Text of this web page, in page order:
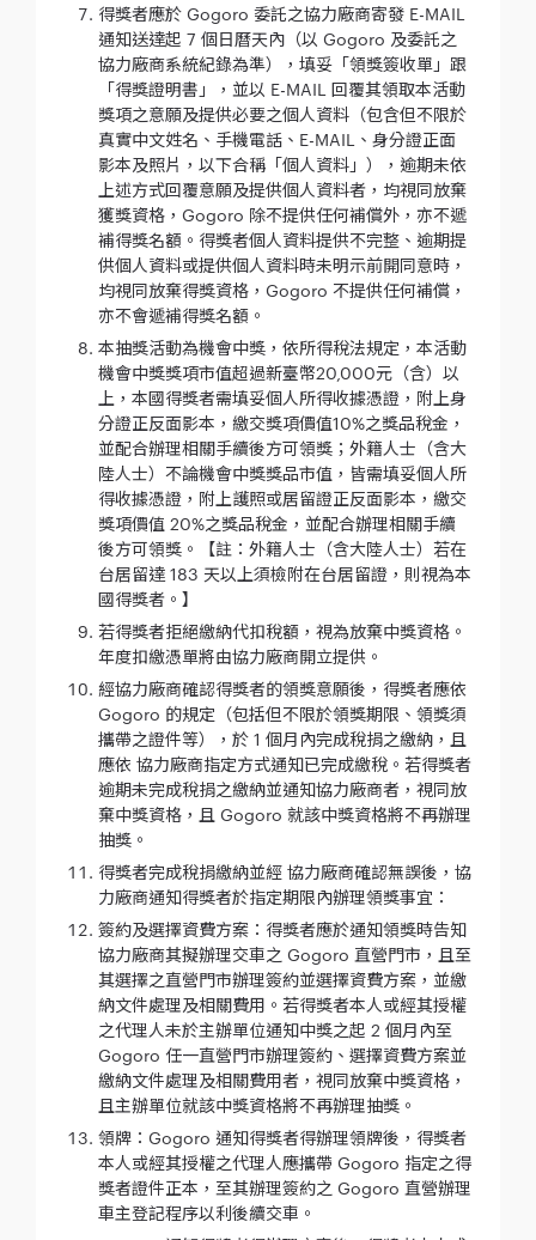
得獎者應於 Gogoro 委託之協力廠商寄發 E-MAIL
通知送達起 7 個日曆天內（以 Gogoro 及委託之
協力廠商系統紀錄為準），填妥「領獎簽收單」跟
「得獎證明書」，並以 E-MAIL 回覆其領取本活動
獎項之意願及提供必要之個人資料（包含但不限於
真實中文姓名、手機電話、E-MAIL、身分證正面
影本及照片，以下合稱「個人資料」），逾期未依
上述方式回覆意願及提供個人資料者，均視同放棄
獲獎資格，Gogoro 除不提供任何補償外，亦不遞
補得獎名額。得獎者個人資料提供不完整、逾期提
供個人資料或提供個人資料時未明示前開同意時，
均視同放棄得獎資格，Gogoro 不提供任何補償，
亦不會遞補得獎名額。
本抽獎活動為機會中獎，依所得稅法規定，本活動
機會中獎獎項市值超過新臺幣20,000元（含）以
上，本國得獎者需填妥個人所得收據憑證，附上身
分證正反面影本，繳交獎項價值10%之獎品稅金，
並配合辦理相關手續後方可領獎；外籍人士（含大
陸人士）不論機會中獎獎品市值，皆需填妥個人所
得收據憑證，附上護照或居留證正反面影本，繳交
獎項價值 20%之獎品稅金，並配合辦理相關手續
後方可領獎。【註：外籍人士（含大陸人士）若在
台居留達 183 天以上須檢附在台居留證，則視為本
國得獎者。】
若得獎者拒絕繳納代扣稅額，視為放棄中獎資格。
年度扣繳憑單將由協力廠商開立提供。
經協力廠商確認得獎者的領獎意願後，得獎者應依
Gogoro 的規定（包括但不限於領獎期限、領獎須
攜帶之證件等），於 1 個月內完成稅捐之繳納，且
應依 協力廠商指定方式通知已完成繳稅。若得獎者
逾期未完成稅捐之繳納並通知協力廠商者，視同放
棄中獎資格，且 Gogoro 就該中獎資格將不再辦理
抽獎。
得獎者完成稅捐繳納並經 協力廠商確認無誤後，協
力廠商通知得獎者於指定期限內辦理領獎事宜：
簽約及選擇資費方案：得獎者應於通知領獎時告知
協力廠商其擬辦理交車之 Gogoro 直營門市，且至
其選擇之直營門市辦理簽約並選擇資費方案，並繳
納文件處理及相關費用。若得獎者本人或經其授權
之代理人未於主辦單位通知中獎之起 2 個月內至
Gogoro 任一直營門市辦理簽約、選擇資費方案並
繳納文件處理及相關費用者，視同放棄中獎資格，
且主辦單位就該中獎資格將不再辦理抽獎。
領牌：Gogoro 通知得獎者得辦理領牌後，得獎者
本人或經其授權之代理人應攜帶 Gogoro 指定之得
獎者證件正本，至其辦理簽約之 Gogoro 直營辦理
車主登記程序以利後續交車。